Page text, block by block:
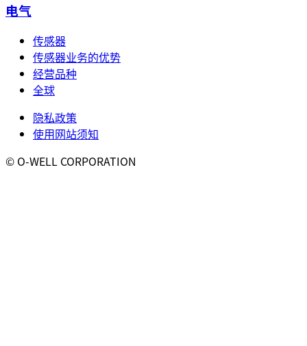
电气
传感器
传感器业务的优势
经营品种
全球
隐私政策
使用网站须知
© O-WELL CORPORATION